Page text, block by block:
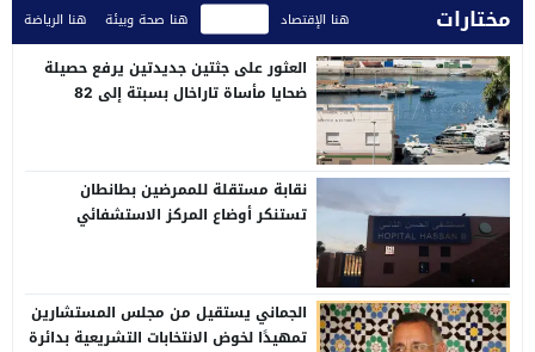
مختارات هنا الإقتصاد هنا صحة وبيئة هنا الرياضة
العثور على جثتين جديدتين يرفع حصيلة
ضحايا مأساة تاراخال بسبتة إلى 82
نقابة مستقلة للممرضين بطانطان
تستنكر أوضاع المركز الاستشفائي
الجماني يستقيل من مجلس المستشارين
تمهيدًا لخوض الانتخابات التشريعية بدائرة